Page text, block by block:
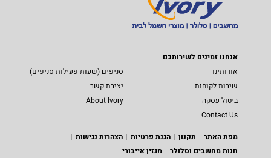
אנחנו זמינים לשירותכם
אודותינו
סניפים (שעות פעילות סניפים)
שירות לקוחות
יצירת קשר
ביטול עסקה
About Ivory
Contact Us
מפת האתר
תקנון הגנת פרטיות
הצהרות נגישות
חנות מחשבים וסלולר
מגזין אייבורי